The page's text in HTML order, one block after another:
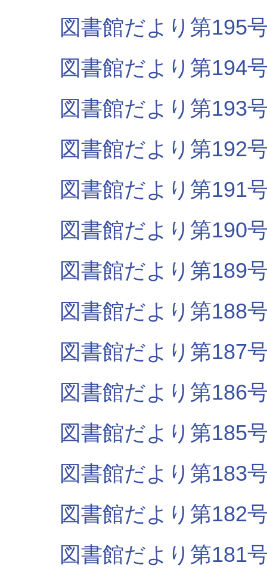
図書館だより第195
図書館だより第194
図書館だより第193
図書館だより第192
図書館だより第191
図書館だより第190
図書館だより第189
図書館だより第188
図書館だより第187
図書館だより第186
図書館だより第185
図書館だより第183
図書館だより第182
図書館だより第181